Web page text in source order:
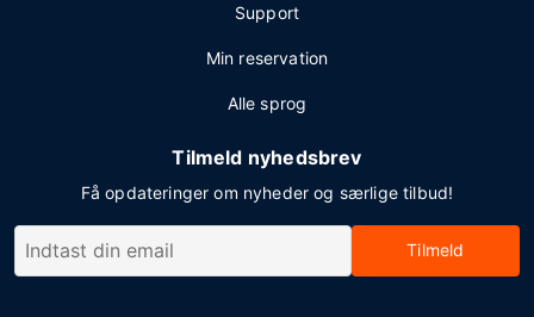
Support
Min reservation
Alle sprog
Tilmeld nyhedsbrev
Få opdateringer om nyheder og særlige tilbud!
Tilmeld